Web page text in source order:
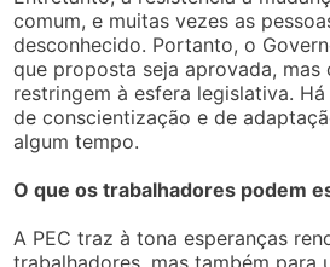
comum, e muitas vezes as
desconhecido. Portanto, o
que proposta seja aprovada, mas
restringem à esfera legislativa.
de conscientização e de
algum tempo.
O que os trabalhadores podem
A PEC traz à tona esperanças
trabalhadores, mas também para